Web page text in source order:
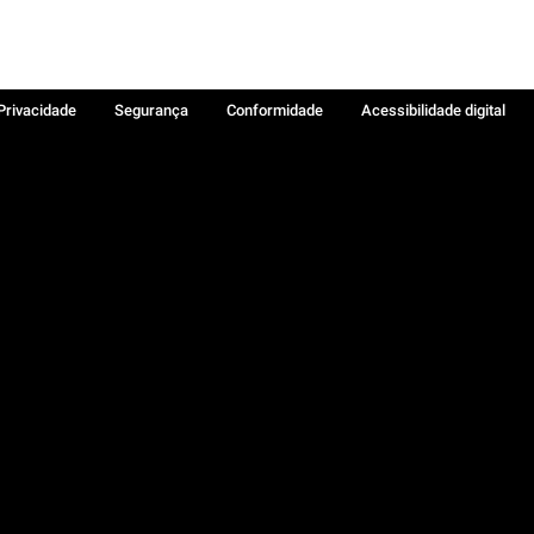
Segurança Conformidade
Acessibilidade digital